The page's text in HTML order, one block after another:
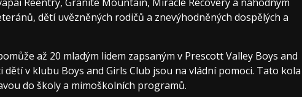
dětí uvězněných rodičů a znevýhodněných dospělých a
až 20 mladým lidem zapsaným v Prescott Valley Boys and
v klubu Boys and Girls Club jsou na vládní pomoci. Tato kola
do školy a mimoškolních programů.